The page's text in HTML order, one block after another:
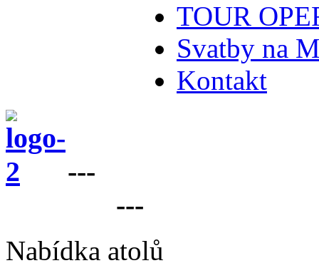
TOUR
Svatby na
Kontakt
---
---
Nabídka atolů